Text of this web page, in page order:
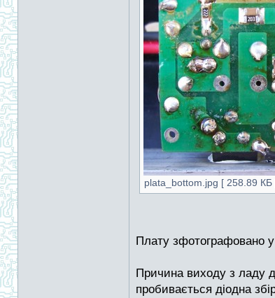
plata_bottom.jpg [ 258.89 КБ
Плату зфотографовано
Причина виходу з ладу
пробивається діодна